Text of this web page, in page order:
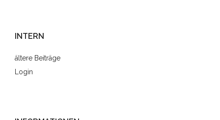
INTERN
ältere Beiträge
Login